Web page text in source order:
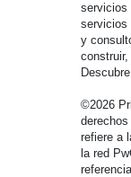
servicios
servicios
y
©2026
refiere a
la red